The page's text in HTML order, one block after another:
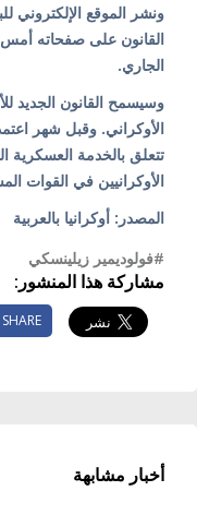
ونشر الموقع الإلكتروني
الجاري.
وسيسمح القانون الجديد
الأوكراني. وقبل شهر
تتعلق بالخدمة العسكرية
الأوكرانيين في القوات
المصدر: أوكرانيا بالعربية
#فولوديمير زيلينسكي
مشاركة هذا المنشور:
SHARE
أخبار مشابهة